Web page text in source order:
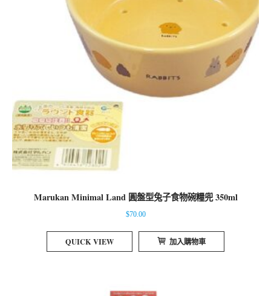
Marukan Minimal Land 圓盤型兔子食物碗糧兜 350ml
$70.00
QUICK VIEW 加入購物車